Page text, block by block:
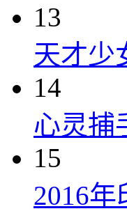
13
天才少
14
心灵捕
15
2016